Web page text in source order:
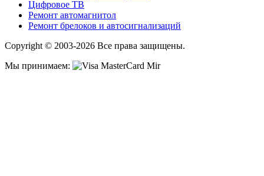
Цифровое ТВ
Ремонт автомагнитол
Ремонт брелоков и автосигнализаций
Copyright © 2003-2026 Все права защищены.
Мы принимаем: